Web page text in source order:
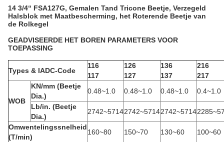
14 3/4“ FSA127G, Gemalen Tand Tricone Beetje, Verzegeld
Halsblok met Maatbescherming, het Roterende Beetje van
de Rolkegel
GEADVISEERDE HET BOREN PARAMETERS VOOR
TOEPASSING
Types & IADC-Code
116
117
126
127
136
137
216
217
WOB
KN/mm (Beetje
Dia.)
0.48~1.0 0.48~1.0 0.48~1.0
0.4~1.0
Lb/in. (Beetje
Dia.)
2742~57142742~57142742~5714
Omwentelingssnelheid
(T/min)
160~80 150~70 130~60
100~60